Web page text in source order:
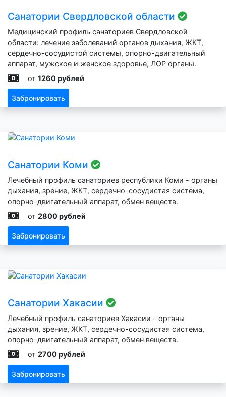
Санатории Свердловской области
Медицинский профиль санаториев Свердловской
области: лечение заболеваний органов дыхания, ЖКТ,
сердечно-сосудистой системы, опорно-двигательный
аппарат, мужское и женское здоровье, ЛОР органы.
от 1260 рублей
Забронировать
Санатории Коми
Лечебный профиль санаториев республики Коми - органы
дыхания, зрение, ЖКТ, сердечно-сосудистая система,
опорно-двигательный аппарат, обмен веществ.
от 2800 рублей
Забронировать
Санатории Хакасии
Лечебный профиль санаториев Хакасии - органы
дыхания, зрение, ЖКТ, сердечно-сосудистая система,
опорно-двигательный аппарат, обмен веществ.
от 2700 рублей
Забронировать